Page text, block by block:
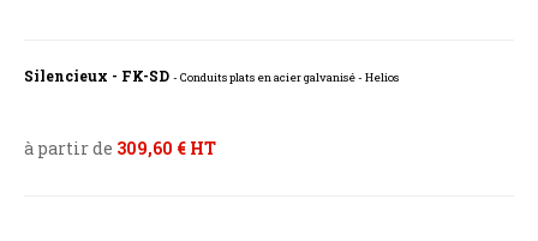
Silencieux - FK-SD - Conduits plats en acier galvanisé - Helios
à partir de 309,60 € HT